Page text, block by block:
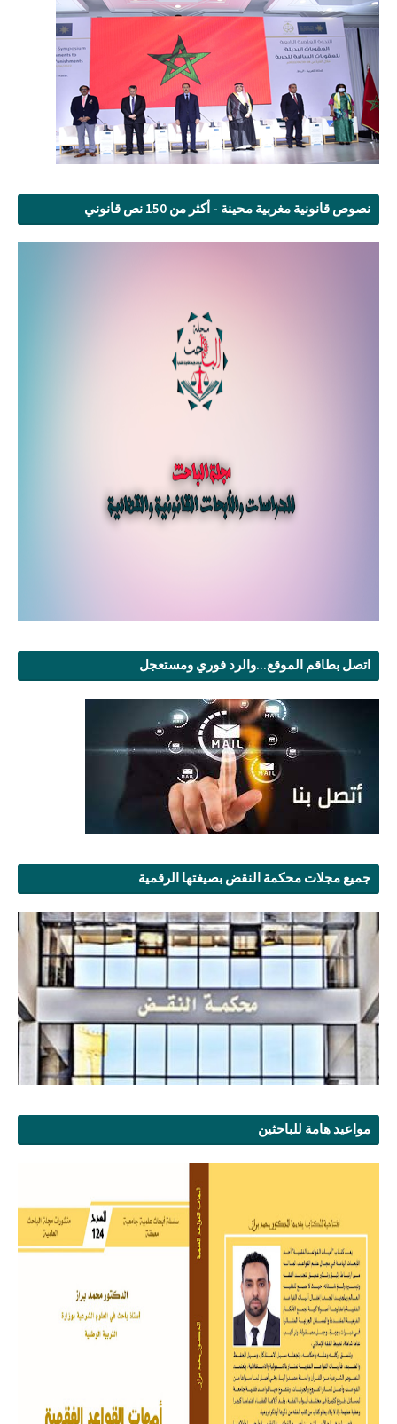
نصوص قانونية مغربية محينة - أكثر من 150 نص قانوني
اتصل بطاقم الموقع...والرد فوري ومستعجل
جميع مجلات محكمة النقض بصيغتها الرقمية
مواعيد هامة للباحثين